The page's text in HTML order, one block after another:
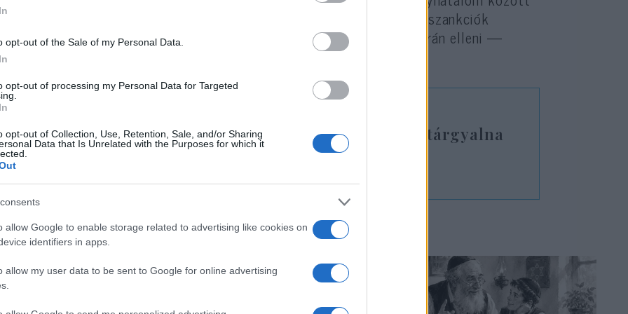
opt-out of the Sale of my Personal Data.
opt-out of processing my Personal Data for Targeted
opt-out of Collection, Use, Retention, Sale, and/or Sharing
Data that Is Unrelated with the Purposes for which it
allow Google to enable storage related to advertising like cookies on
identifiers in apps.
allow my user data to be sent to Google for online advertising
szerződésből, amelyben Teherán vállalta, hogy a nemzetközi szankciók
cserébe korlátozza atomprogramját, és újból elrendelte az Irán elleni —
a kőolajexportot sújtó — büntetőintézkedéseket.
Csak a szankciók felfüggesztése után tárgyalna
Irán Washingtonnal